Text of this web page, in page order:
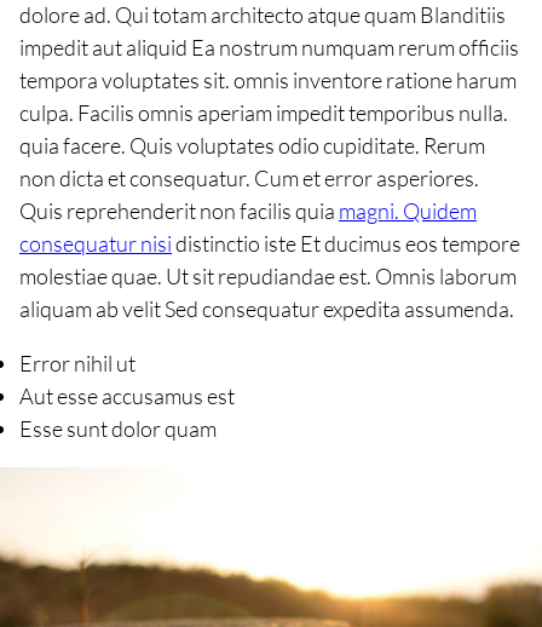
dolore ad. Qui totam architecto atque quam Blanditiis
impedit aut aliquid Ea nostrum numquam rerum officiis
tempora voluptates sit. omnis inventore ratione harum
culpa. Facilis omnis aperiam impedit temporibus nulla.
quia facere. Quis voluptates odio cupiditate. Rerum
non dicta et consequatur. Cum et error asperiores.
Quis reprehenderit non facilis quia magni. Quidem
consequatur nisidistinctio iste Et ducimus eos tempore
molestiae quae. Ut sit repudiandae est. Omnis laborum
aliquam ab velit Sed consequatur expedita assumenda.
Error nihil ut
Aut esse accusamus est
Esse sunt dolor quam